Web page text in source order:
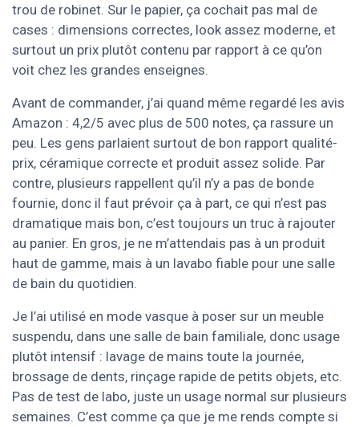
trou de robinet. Sur le papier, ça cochait pas mal de
cases : dimensions correctes, look assez moderne, et
surtout un prix plutôt contenu par rapport à ce qu’on
voit chez les grandes enseignes.
Avant de commander, j’ai quand même regardé les avis
Amazon : 4,2/5 avec plus de 500 notes, ça rassure un
peu. Les gens parlaient surtout de bon rapport qualité-
prix, céramique correcte et produit assez solide. Par
contre, plusieurs rappellent qu’il n’y a pas de bonde
fournie, donc il faut prévoir ça à part, ce qui n’est pas
dramatique mais bon, c’est toujours un truc à rajouter
au panier. En gros, je ne m’attendais pas à un produit
haut de gamme, mais à un lavabo fiable pour une salle
de bain du quotidien.
Je l’ai utilisé en mode vasque à poser sur un meuble
suspendu, dans une salle de bain familiale, donc usage
plutôt intensif : lavage de mains toute la journée,
brossage de dents, rinçage rapide de petits objets, etc.
Pas de test de labo, juste un usage normal sur plusieurs
semaines. C’est comme ça que je me rends compte si